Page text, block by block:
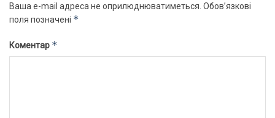
Ваша e-mail адреса не оприлюднюватиметься. Обов’язкові
поля позначені *
Коментар *